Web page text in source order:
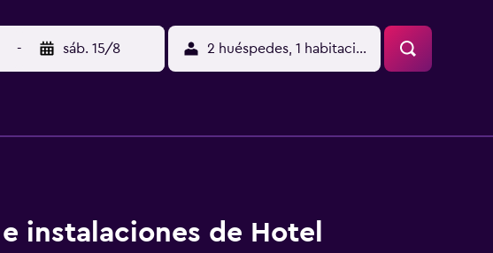
- sáb. 15/8 2 huéspedes, 1 habitación
instalaciones de Hotel